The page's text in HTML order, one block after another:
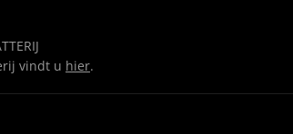
vindt u hier.